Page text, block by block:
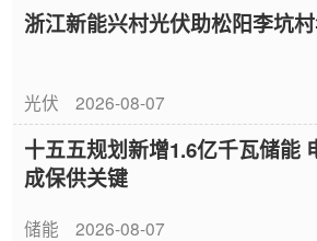
浙江新能兴村光伏助松阳李坑
光伏 2026-08-07
十五五规划新增1.6亿千瓦储能
成保供关键
储能 2026-08-07